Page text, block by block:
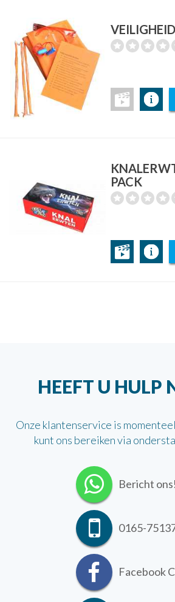
PACK
HEEFT U HULP
Onze klantenservice is momenteel
kunt ons bereiken via
Bericht ons!
0165-
Facebook